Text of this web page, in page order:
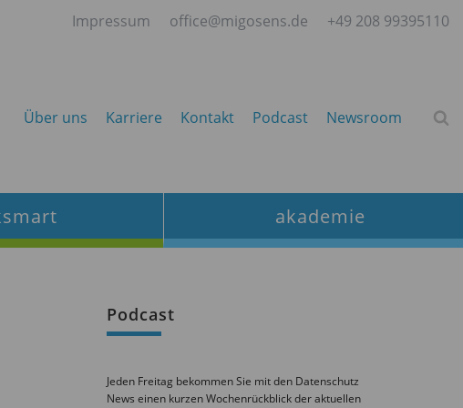
Impressum office@migosens.de +49 208 99395110
Über uns Karriere Kontakt Podcast Newsroom
akademie
Podcast
Jeden Freitag bekommen Sie mit den Datenschutz
News einen kurzen Wochenrückblick der aktuellen